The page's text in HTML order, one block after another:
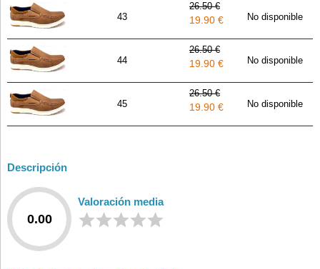
43
26.50 €
19.90 € No disponible
44
26.50 €
19.90 € No disponible
45
26.50 €
19.90 € No disponible
Descripción
0.00
Valoración media